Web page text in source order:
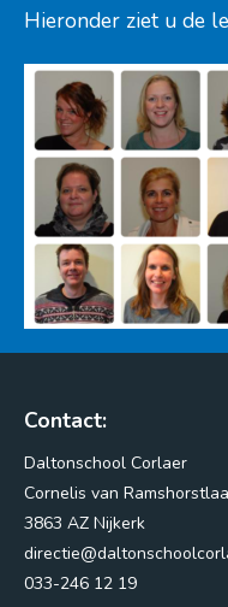
Hieronder ziet u de
Contact:
Daltonschool Corlaer
Cornelis van
3863 AZ Nijkerk
033-246 12 19